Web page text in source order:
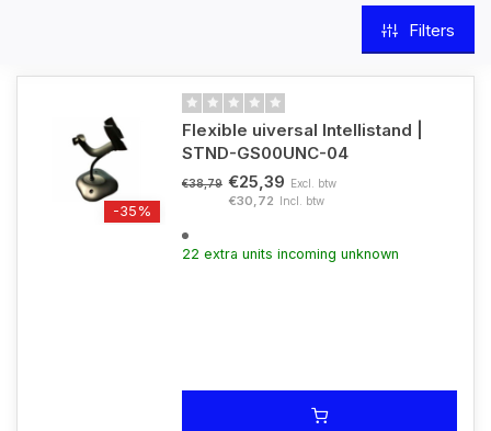
Filters
-35%
Flexible uiversal Intellistand |
STND-GS00UNC-04
€38,79 €25,39 Excl. btw
€30,72 Incl. btw
22 extra units incoming unknown